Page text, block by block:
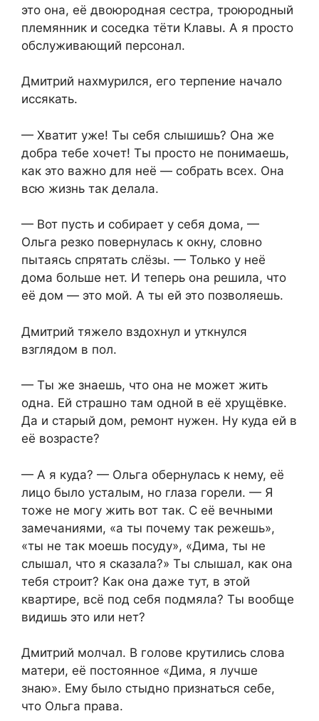
это она, её двоюродная сестра, троюродный
племянник и соседка тёти Клавы. А я просто
обслуживающий персонал.
Дмитрий нахмурился, его терпение начало
иссякать.
— Хватит уже! Ты себя слышишь? Она же
добра тебе хочет! Ты просто не понимаешь,
как это важно для неё — собрать всех. Она
всю жизнь так делала.
— Вот пусть и собирает у себя дома, —
Ольга резко повернулась к окну, словно
пытаясь спрятать слёзы. — Только у неё
дома больше нет. И теперь она решила, что
её дом — это мой. А ты ей это позволяешь.
Дмитрий тяжело вздохнул и уткнулся
взглядом в пол.
— Ты же знаешь, что она не может жить
одна. Ей страшно там одной в её хрущёвке.
Да и старый дом, ремонт нужен. Ну куда ей в
её возрасте?
— А я куда? — Ольга обернулась к нему, её
лицо было усталым, но глаза горели. — Я
тоже не могу жить вот так. С её вечными
замечаниями, «а ты почему так режешь»,
«ты не так моешь посуду», «Дима, ты не
слышал, что я сказала?» Ты слышал, как она
тебя строит? Как она даже тут, в этой
квартире, всё под себя подмяла? Ты вообще
видишь это или нет?
Дмитрий молчал. В голове крутились слова
матери, её постоянное «Дима, я лучше
знаю». Ему было стыдно признаться себе,
что Ольга права.